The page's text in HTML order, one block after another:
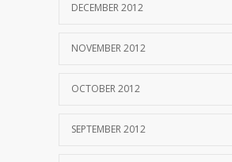
DECEMBER 2012
NOVEMBER 2012
OCTOBER 2012
SEPTEMBER 2012